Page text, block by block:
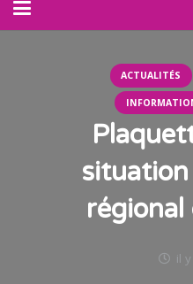
ACTUALITÉS
il